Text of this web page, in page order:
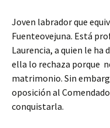
Joven labrador que
Fuenteovejuna. Está
Laurencia, a quien le
ella lo rechaza porque
matrimonio. Sin
oposición al
conquistarla.